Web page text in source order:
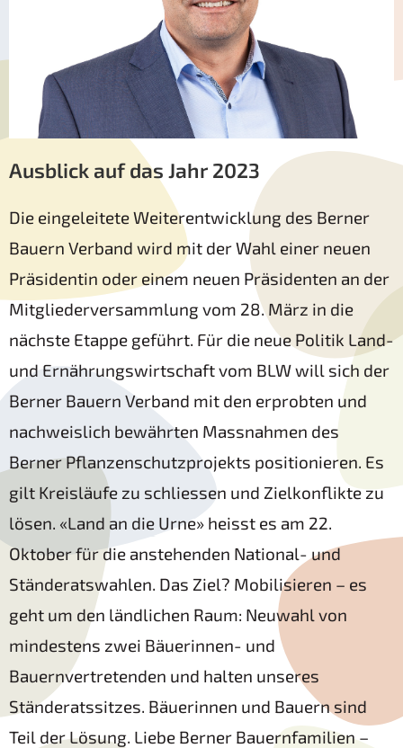
Ausblick auf das Jahr 2023
Die eingeleitete Weiterentwicklung des Berner
Bauern Verband wird mit der Wahl einer neuen
Präsidentin oder einem neuen Präsidenten an der
Mitgliederversammlung vom 28. März in die
nächste Etappe geführt. Für die neue Politik Land-
und Ernährungswirtschaft vom BLW will sich der
Berner Bauern Verband mit den erprobten und
nachweislich bewährten Massnahmen des
Berner Pflanzenschutzprojekts positionieren. Es
gilt Kreisläufe zu schliessen und Zielkonflikte zu
lösen. «Land an die Urne» heisst es am 22.
Oktober für die anstehenden National- und
Ständeratswahlen. Das Ziel? Mobilisieren – es
geht um den ländlichen Raum: Neuwahl von
mindestens zwei Bäuerinnen- und
Bauernvertretenden und halten unseres
Ständeratssitzes. Bäuerinnen und Bauern sind
Teil der Lösung. Liebe Berner Bauernfamilien –